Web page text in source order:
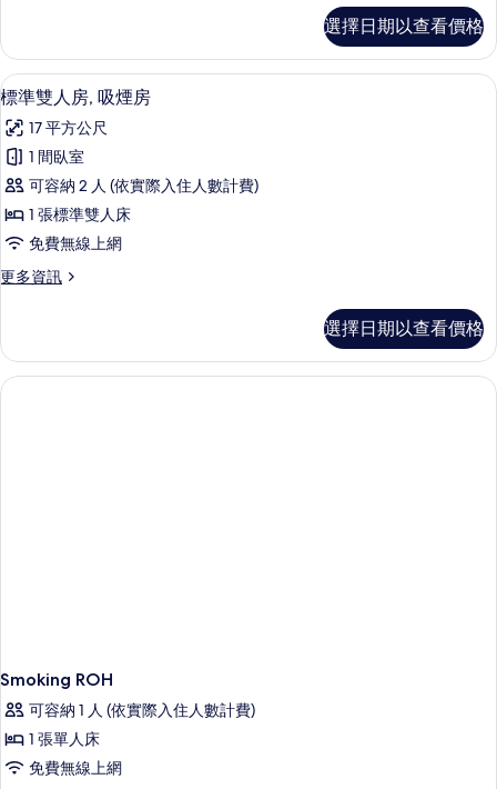
的
所
有
相
片
單
人
房
詳
情
選擇日期以查看價格
顯
示
標
準
雙
人
吸
房
的
羽絨被、書桌、遮光布/窗簾、熨斗/熨
4
標準雙人房, 吸煙房
17 平方公尺
1 間臥室
可容納 2 人 (依實際入住人數計費)
1 張標準雙人床
免費無線上網
更多資訊
更
雙
人
房,
選擇日期以查看價格
Smoking ROH
可容納 1 人 (依實際入住人數計費)
1 張單人床
免費無線上網